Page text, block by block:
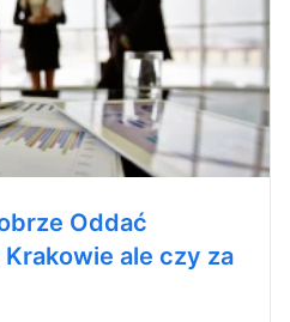
Oddać
ale czy za